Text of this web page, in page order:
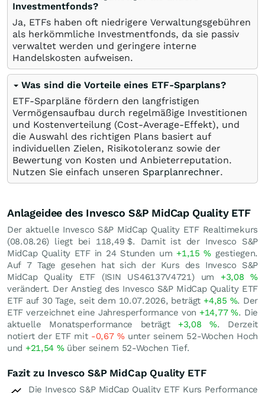
Investmentfonds?
Ja, ETFs haben oft niedrigere Verwaltungsgebühren
als herkömmliche Investmentfonds, da sie passiv
verwaltet werden und geringere interne
Handelskosten aufweisen.
Was sind die Vorteile eines ETF-Sparplans?
ETF-Sparpläne fördern den langfristigen
Vermögensaufbau durch regelmäßige Investitionen
und Kostenverteilung (Cost-Average-Effekt), und
die Auswahl des richtigen Plans basiert auf
individuellen Zielen, Risikotoleranz sowie der
Bewertung von Kosten und Anbieterreputation.
Nutzen Sie einfach unseren Sparplanrechner.
Anlageidee des Invesco S&P MidCap Quality ETF
Der aktuelle Invesco S&P MidCap Quality ETF Realtimekurs
(08.08.26) liegt bei 118,49 $. Damit ist der Invesco S&P
MidCap Quality ETF in 24 Stunden um +1,15% gestiegen.
Auf 7 Tage gesehen hat sich der Kurs des Invesco S&P
MidCap Quality ETF (ISIN US46137V4721) um +3,08%
verändert. Der Anstieg des Invesco S&P MidCap Quality ETF
ETF auf 30 Tage, seit dem 10.07.2026, beträgt +4,85 %. Der
ETF verzeichnet eine Jahresperformance von +14,77%. Die
aktuelle Monatsperformance beträgt +3,08%. Derzeit
notiert der ETF mit -0,67 %unter seinem 52-Wochen Hoch
und +21,54 %über seinem 52-Wochen Tief.
Fazit zu Invesco S&P MidCap Quality ETF
Die Invesco S&P MidCap Quality ETF Kurs Performance